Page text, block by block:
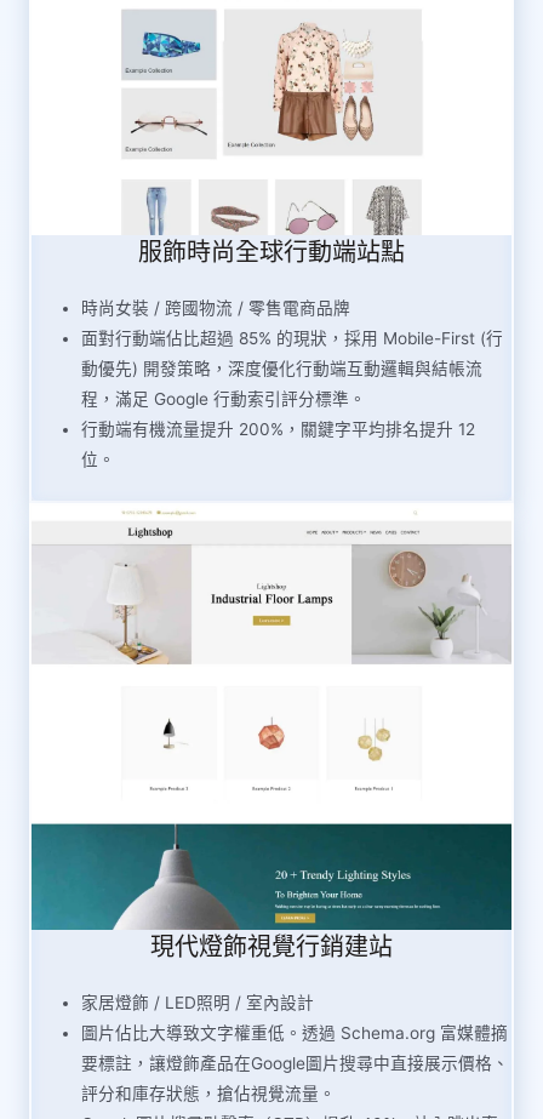
服飾時尚全球行動端站點
時尚女裝 / 跨國物流 / 零售電商品牌
面對行動端佔比超過 85% 的現狀，採用 Mobile-First (行
動優先) 開發策略，深度優化行動端互動邏輯與結帳流
程，滿足 Google 行動索引評分標準。
行動端有機流量提升 200%，關鍵字平均排名提升 12
位。
現代燈飾視覺行銷建站
家居燈飾 / LED照明 / 室內設計
圖片佔比大導致文字權重低。透過 Schema.org 富媒體摘
要標註，讓燈飾產品在Google圖片搜尋中直接展示價格、
評分和庫存狀態，搶佔視覺流量。